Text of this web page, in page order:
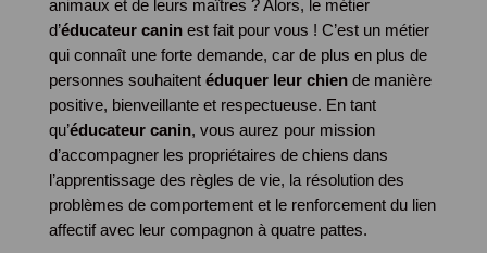
animaux et de leurs maîtres ? Alors, le métier
d’éducateur caninest fait pour vous ! C’est un métier
qui connaît une forte demande, car de plus en plus de
personnes souhaitent éduquer leur chiende manière
positive, bienveillante et respectueuse. En tant
qu’éducateur canin, vous aurez pour mission
d’accompagner les propriétaires de chiens dans
l’apprentissage des règles de vie, la résolution des
problèmes de comportement et le renforcement du lien
affectif avec leur compagnon à quatre pattes.